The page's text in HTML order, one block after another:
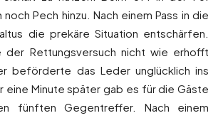
noch Pech hinzu. Nach einem Pass in die
die prekäre Situation entschärfen.
der Rettungsversuch nicht wie erhofft
beförderte das Leder unglücklich ins
eine Minute später gab es für die Gäste
fünften Gegentreffer. Nach einem